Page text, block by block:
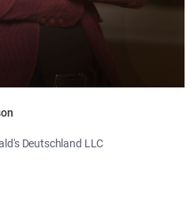
Deutschland LLC